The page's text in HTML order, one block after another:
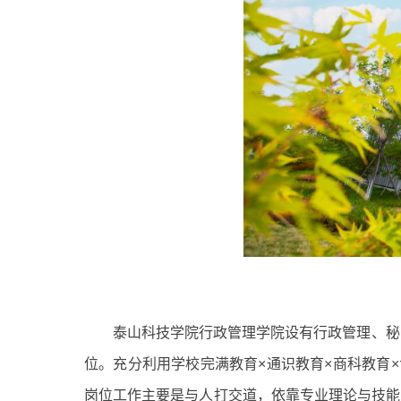
泰山科技学院行政管理学院设有行政管理、
位。充分利用学校完满教育×通识教育×商科教育
岗位工作主要是与人打交道，依靠专业理论与技